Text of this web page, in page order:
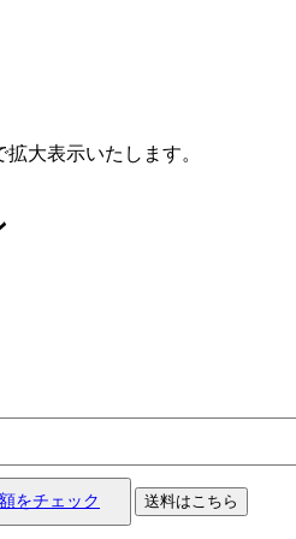
大表示いたします。
をチェック 送料はこちら